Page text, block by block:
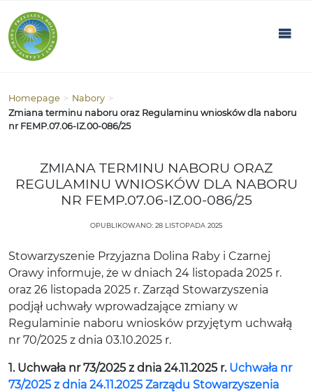
Homepage > Nabory >
Zmiana terminu naboru oraz Regulaminu wniosków dla naboru
nr FEMP.07.06-IZ.00-086/25
ZMIANA TERMINU NABORU ORAZ
REGULAMINU WNIOSKÓW DLA NABORU
NR FEMP.07.06-IZ.00-086/25
OPUBLIKOWANO: 28 LISTOPADA 2025
Stowarzyszenie Przyjazna Dolina Raby i Czarnej
Orawy informuje, że w dniach 24 listopada 2025 r.
oraz 26 listopada 2025 r. Zarząd Stowarzyszenia
podjął uchwały wprowadzające zmiany w
Regulaminie naboru wniosków przyjętym uchwałą
nr 70/2025 z dnia 03.10.2025 r.
1. Uchwała nr 73/2025 z dnia 24.11.2025 r. Uchwała nr
73/2025 z dnia 24.11.2025 Zarządu Stowarzyszenia